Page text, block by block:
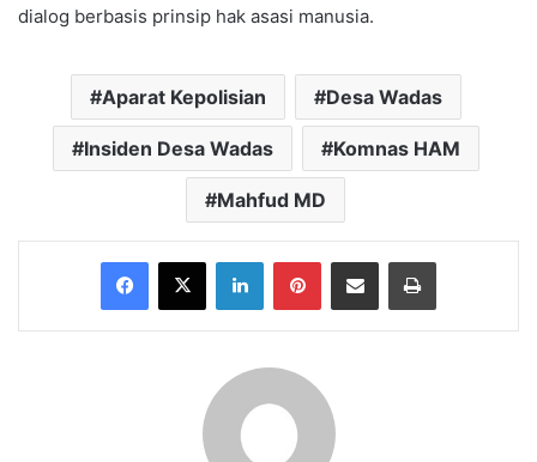
dialog berbasis prinsip hak asasi manusia.
Aparat Kepolisian Desa Wadas
Insiden Desa Wadas Komnas HAM
Mahfud MD
Facebook
X LinkedInPinterestShare via Email Print